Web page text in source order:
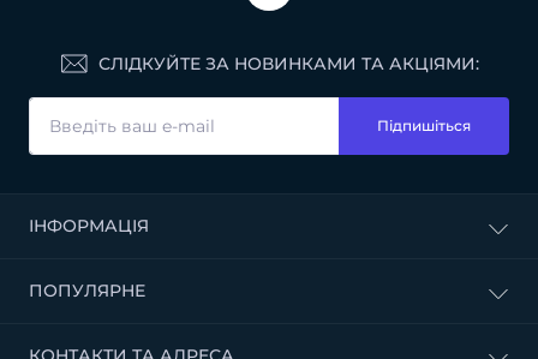
СЛІДКУЙТЕ ЗА НОВИНКАМИ ТА АКЦІЯМИ:
Підпишіться
ІНФОРМАЦІЯ
Договір публічної оферти
ПОПУЛЯРНЕ